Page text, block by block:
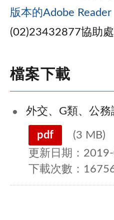
版本的Adobe Reader
(02)23432877協助處
檔案下載
外交、G類、公務
pdf
(3 MB)
更新日期：
下載次數：